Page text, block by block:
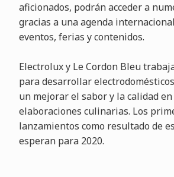
aficionados, podrán acceder a
gracias a una agenda
eventos, ferias y contenidos.
Electrolux y Le Cordon Bleu
para desarrollar
un mejorar el sabor y la calidad en
elaboraciones culinarias. Los
lanzamientos como resultado de
esperan para 2020.